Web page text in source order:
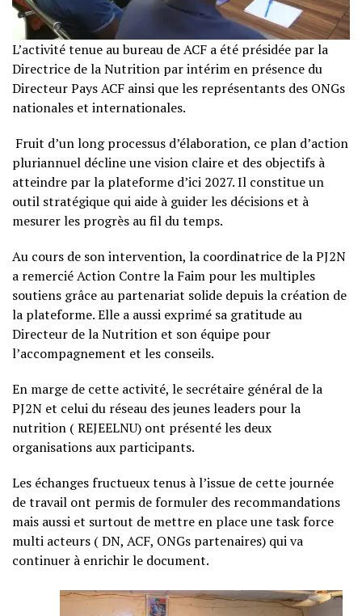
L’activité tenue au bureau de ACF a été présidée par la
Directrice de la Nutrition par intérim en présence du
Directeur Pays ACF ainsi que les représentants des ONGs
nationales et internationales.
Fruit d’un long processus d’élaboration, ce plan d’action
pluriannuel décline une vision claire et des objectifs à
atteindre par la plateforme d’ici 2027. Il constitue un
outil stratégique qui aide à guider les décisions et à
mesurer les progrès au fil du temps.
Au cours de son intervention, la coordinatrice de la PJ2N
a remercié Action Contre la Faim pour les multiples
soutiens grâce au partenariat solide depuis la création de
la plateforme. Elle a aussi exprimé sa gratitude au
Directeur de la Nutrition et son équipe pour
l’accompagnement et les conseils.
En marge de cette activité, le secrétaire général de la
PJ2N et celui du réseau des jeunes leaders pour la
nutrition ( REJEELNU) ont présenté les deux
organisations aux participants.
Les échanges fructueux tenus à l’issue de cette journée
de travail ont permis de formuler des recommandations
mais aussi et surtout de mettre en place une task force
multi acteurs ( DN, ACF, ONGs partenaires) qui va
continuer à enrichir le document.